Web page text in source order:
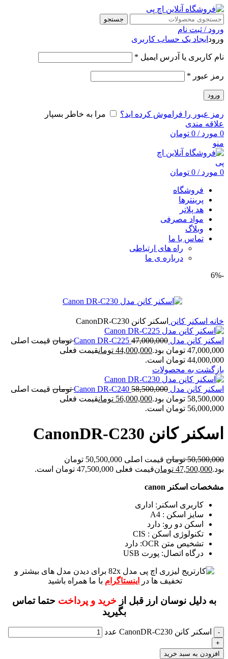
جستجو
ورود / ثبت نام
ورود ایجاد یک حساب کاربری
نام کاربری یا آدرس ایمیل *
رمز عبور *
ورود
رمز عبور را فراموش کرده اید؟
مرا به خاطر بسپار
علاقه مندی
0 مورد /
0 تومان
منو
0 مورد /
0 تومان
فروشگاه
پرینترها
هد پلاتر
مواد مصرفی
وبلاگ
تماس با ما
راه های ارتباطی
درباره ی ما
-6%
خانه اسکنر کانن اسکنر کانن CanonDR-C230
اسکنر کانن مدل Canon DR-C225 47,000,000 تومان قیمت اصلی
47,000,000 تومان بود.
44,000,000 تومانقیمت فعلی
44,000,000 تومان است.
بازگشت به محصولات
اسکنر کانن مدل Canon DR-C240 58,500,000 تومان قیمت اصلی
58,500,000 تومان بود.
56,000,000 تومانقیمت فعلی
56,000,000 تومان است.
اسکنر کانن CanonDR-C230
50,500,000 تومان
قیمت اصلی 50,500,000 تومان
بود.47,500,000 تومانقیمت فعلی 47,500,000 تومان است.
مشخصات اسکنر canon
کاربری اسکنر: اداری
سایز اسکن : A4
اسکن دو رو: دارد
تکنولوژی اسکن : CIS
تشخیص متن OCR: دارد
درگاه اتصال: پورت USB
برای دیدن مدل های بیشتر و
تخفیف ها در
اینستاگرام با ما همراه باشید
به دلیل نوسان ارز قبل از خرید و پرداختحتما تماس
بگیرید
اسکنر کانن CanonDR-C230 عدد
افزودن به سبد خرید